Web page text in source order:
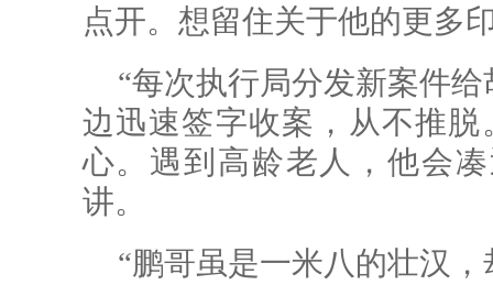
点开。想留住关于他的更
“每次执行局分发新案件
边迅速签字收案，从不推
心。遇到高龄老人，他会
讲。
“鹏哥虽是一米八的壮汉